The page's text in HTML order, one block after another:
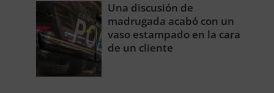
Una discusión de
madrugada acabó con un
vaso estampado en la cara
de un cliente